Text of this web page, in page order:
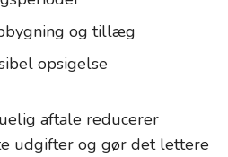
og tillæg
opsigelse
aftale reducerer
udgifter og gør det lettere